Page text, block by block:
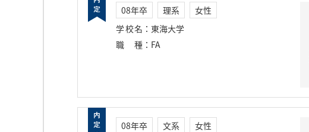
08年卒 理系
女性
学校名 ： 東海大学
職種 ： FA
08年卒 文系
女性